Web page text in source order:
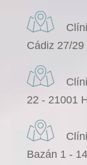
Cádiz 27/
22 - 21001
Bazán 1 -